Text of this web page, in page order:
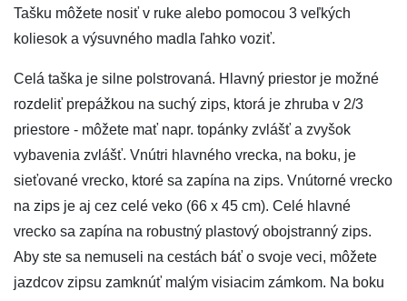
Tašku môžete nosiť v ruke alebo pomocou 3 veľkých
koliesok a výsuvného madla ľahko voziť.
Celá taška je silne polstrovaná. Hlavný priestor je možné
rozdeliť prepážkou na suchý zips, ktorá je zhruba v 2/3
priestore - môžete mať napr. topánky zvlášť a zvyšok
vybavenia zvlášť. Vnútri hlavného vrecka, na boku, je
sieťované vrecko, ktoré sa zapína na zips. Vnútorné vrecko
na zips je aj cez celé veko (66 x 45 cm). Celé hlavné
vrecko sa zapína na robustný plastový obojstranný zips.
Aby ste sa nemuseli na cestách báť o svoje veci, môžete
jazdcov zipsu zamknúť malým visiacim zámkom. Na boku